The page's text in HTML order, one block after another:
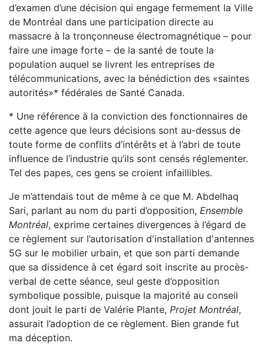
d’examen d’une décision qui engage fermement la Ville
de Montréal dans une participation directe au
massacre à la tronçonneuse électromagnétique – pour
faire une image forte – de la santé de toute la
population auquel se livrent les entreprises de
télécommunications, avec la bénédiction des «saintes
autorités»* fédérales de Santé Canada.
* Une référence à la conviction des fonctionnaires de
cette agence que leurs décisions sont au-dessus de
toute forme de conflits d’intérêts et à l’abri de toute
influence de l’industrie qu’ils sont censés réglementer.
Tel des papes, ces gens se croient infaillibles.
Je m’attendais tout de même à ce que M. Abdelhaq
Sari, parlant au nom du parti d’opposition, Ensemble
Montréal, exprime certaines divergences à l’égard de
ce règlement sur l’autorisation d'installation d'antennes
5G sur le mobilier urbain, et que son parti demande
que sa dissidence à cet égard soit inscrite au procès-
verbal de cette séance, seul geste d’opposition
symbolique possible, puisque la majorité au conseil
dont jouit le parti de Valérie Plante, Projet Montréal,
assurait l’adoption de ce règlement. Bien grande fut
ma déception.